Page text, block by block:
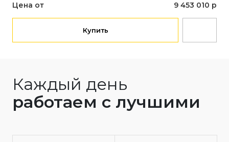
Цена от 9 453 010 р
Купить
Каждый день
работаем с лучшими